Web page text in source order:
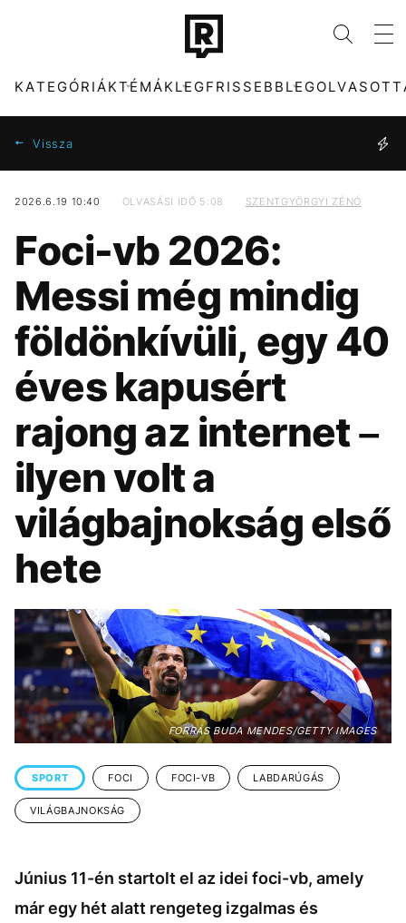
KATEGÓRIÁKTÉMÁKLEGFRISSEBB
ZENE DIVAT
KULTÚRA ENTR
FILM + SOROZAT TECH-TUDOMÁNY
SPORT TÁRSADALOM
KÖZÉLET UTAZÁS
ÉLETMÓD DESIGN
BESZÉLGETÉSEK ARCOK
VIDEÓ TÖRTÉNETEK
GASZTRO
FIDESZ SEBESTYÉN BALÁZS
KONCERT MADONNA
CELEB PARLAMENT
ENERGIAVÁLSÁG MTVA
Vissza
2026.6.19 10:40 OLVASÁSI IDŐ 5:08 SZENTGYÖRGYI ZÉNÓ
Foci-vb 2026:
Messi még mindig
földönkívüli, egy 40
éves kapusért
rajong az internet –
ilyen volt a
világbajnokság első
hete
FORRÁS BUDA MENDES/GETTY IMAGES
SPORT FOCI FOCI-VB LABDARÚGÁS
VILÁGBAJNOKSÁG
Június 11-én startolt el az idei foci-vb, amely
már egy hét alatt rengeteg izgalmas és